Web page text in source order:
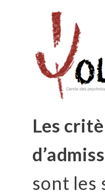
Les
sont les